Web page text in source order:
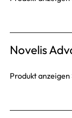
Novelis
Produkt anzeigen